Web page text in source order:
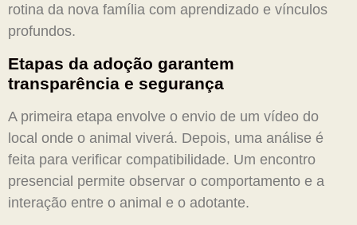
rotina da nova família com aprendizado e vínculos
profundos.
Etapas da adoção garantem
transparência e segurança
A primeira etapa envolve o envio de um vídeo do
local onde o animal viverá. Depois, uma análise é
feita para verificar compatibilidade. Um encontro
presencial permite observar o comportamento e a
interação entre o animal e o adotante.